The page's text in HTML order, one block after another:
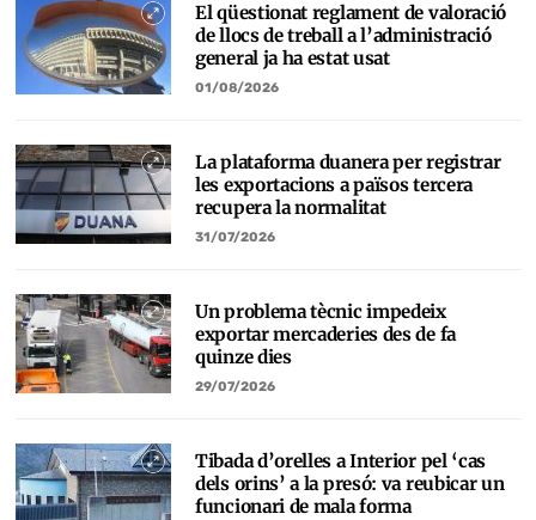
El qüestionat reglament de valoració
de llocs de treball a l’administració
general ja ha estat usat
01/08/2026
La plataforma duanera per registrar
les exportacions a països tercera
recupera la normalitat
31/07/2026
Un problema tècnic impedeix
exportar mercaderies des de fa
quinze dies
29/07/2026
Tibada d’orelles a Interior pel ‘cas
dels orins’ a la presó: va reubicar un
funcionari de mala forma